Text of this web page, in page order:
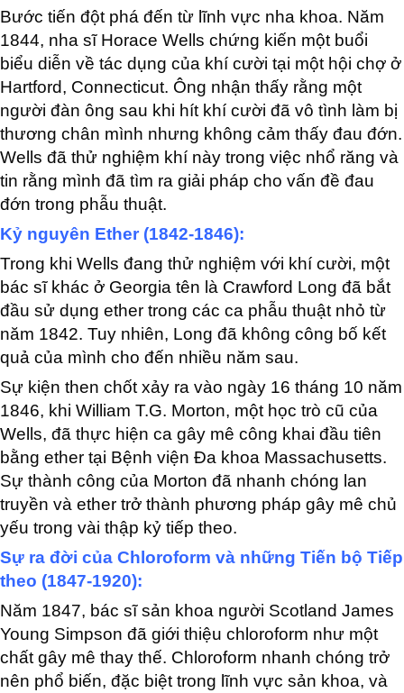
Bước tiến đột phá đến từ lĩnh vực nha khoa. Năm
1844, nha sĩ Horace Wells chứng kiến một buổi
biểu diễn về tác dụng của khí cười tại một hội chợ ở
Hartford, Connecticut. Ông nhận thấy rằng một
người đàn ông sau khi hít khí cười đã vô tình làm bị
thương chân mình nhưng không cảm thấy đau đớn.
Wells đã thử nghiệm khí này trong việc nhổ răng và
tin rằng mình đã tìm ra giải pháp cho vấn đề đau
đớn trong phẫu thuật.
Kỷ nguyên Ether (1842-1846):
Trong khi Wells đang thử nghiệm với khí cười, một
bác sĩ khác ở Georgia tên là Crawford Long đã bắt
đầu sử dụng ether trong các ca phẫu thuật nhỏ từ
năm 1842. Tuy nhiên, Long đã không công bố kết
quả của mình cho đến nhiều năm sau.
Sự kiện then chốt xảy ra vào ngày 16 tháng 10 năm
1846, khi William T.G. Morton, một học trò cũ của
Wells, đã thực hiện ca gây mê công khai đầu tiên
bằng ether tại Bệnh viện Đa khoa Massachusetts.
Sự thành công của Morton đã nhanh chóng lan
truyền và ether trở thành phương pháp gây mê chủ
yếu trong vài thập kỷ tiếp theo.
Sự ra đời của Chloroform và những Tiến bộ Tiếp
theo (1847-1920):
Năm 1847, bác sĩ sản khoa người Scotland James
Young Simpson đã giới thiệu chloroform như một
chất gây mê thay thế. Chloroform nhanh chóng trở
nên phổ biến, đặc biệt trong lĩnh vực sản khoa, và